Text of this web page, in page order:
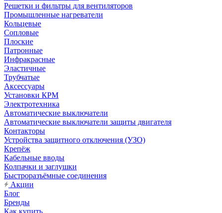
Решетки и фильтры для вентиляторов
Промышленные нагреватели
Кольцевые
Сопловые
Плоские
Патронные
Инфракрасные
Эластичные
Трубчатые
Аксессуары
Установки КРМ
Электротехника
Автоматические выключатели
Автоматические выключатели защиты двигателя
Контакторы
Устройства защитного отключения (УЗО)
Крепёж
Кабельные вводы
Колпачки и заглушки
Быстроразъёмные соединения
Акции
Блог
Бренды
Как купить